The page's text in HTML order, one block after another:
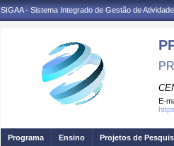
SIGAA - Sistema Integrado de Gestão de
E-
Programa Ensino Projetos de